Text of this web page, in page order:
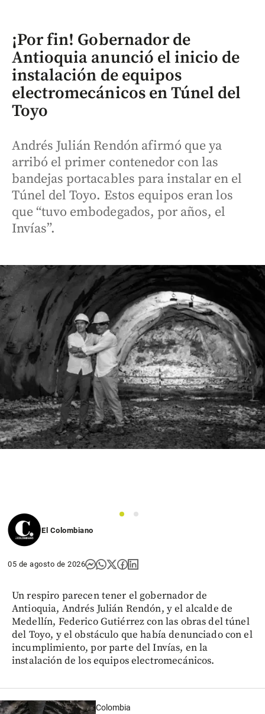
¡Por fin! Gobernador de
Antioquia anunció el inicio de
instalación de equipos
electromecánicos en Túnel del
Toyo
Andrés Julián Rendón afirmó que ya
arribó el primer contenedor con las
bandejas portacables para instalar en el
Túnel del Toyo. Estos equipos eran los
que “tuvo embodegados, por años, el
Invías”.
1
2
El Colombiano
05 de agosto de 2026
Un respiro parecen tener el gobernador de
Antioquia, Andrés Julián Rendón, y el alcalde de
Medellín, Federico Gutiérrez con las obras del túnel
del Toyo, y el obstáculo que había denunciado con el
incumplimiento, por parte del Invías, en la
instalación de los equipos electromecánicos.
Colombia